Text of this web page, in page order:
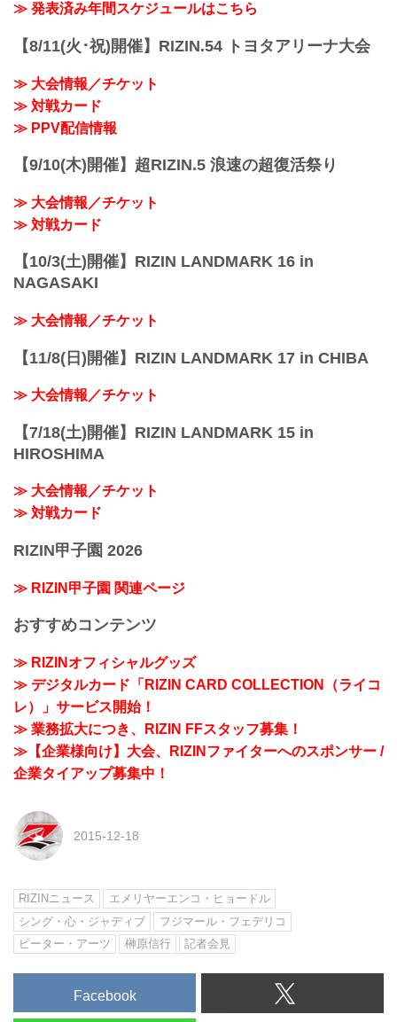
≫ 発表済み年間スケジュールはこちら
【8/11(火･祝)開催】RIZIN.54 トヨタアリーナ大会
≫ 大会情報／チケット
≫ 対戦カード
≫ PPV配信情報
【9/10(木)開催】超RIZIN.5 浪速の超復活祭り
≫ 大会情報／チケット
≫ 対戦カード
【10/3(土)開催】RIZIN LANDMARK 16 in
NAGASAKI
≫ 大会情報／チケット
【11/8(日)開催】RIZIN LANDMARK 17 in CHIBA
≫ 大会情報／チケット
【7/18(土)開催】RIZIN LANDMARK 15 in
HIROSHIMA
≫ 大会情報／チケット
≫ 対戦カード
RIZIN甲子園 2026
≫ RIZIN甲子園 関連ページ
おすすめコンテンツ
≫ RIZINオフィシャルグッズ
≫ デジタルカード「RIZIN CARD COLLECTION（ライコ
レ）」サービス開始！
≫ 業務拡大につき、RIZIN FFスタッフ募集！
≫【企業様向け】大会、RIZINファイターへのスポンサー /
企業タイアップ募集中！
2015-12-18
RIZINニュース
エメリヤーエンコ・ヒョードル
シング・心・ジャディブ
フジマール・フェデリコ
ピーター・アーツ
榊原信行 記者会見
Facebook